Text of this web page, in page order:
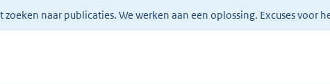
naar publicaties. We werken aan een oplossing. Excuses voor